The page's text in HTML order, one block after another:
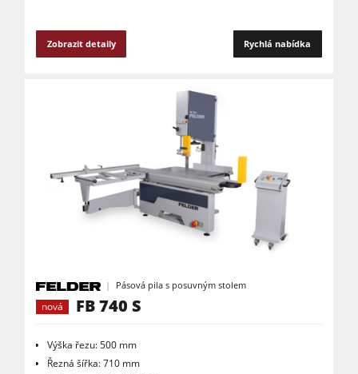
Zobrazit detaily Rychlá nabídka
Pásová pila s posuvným stolem
nová
FB 740 S
Výška řezu: 500 mm
Řezná šířka: 710 mm